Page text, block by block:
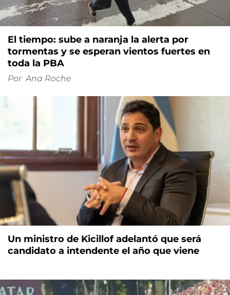
El tiempo: sube a naranja la alerta por
tormentas y se esperan vientos fuertes en
toda la PBA
Por Ana Roche
Un ministro de Kicillof adelantó que será
candidato a intendente el año que viene